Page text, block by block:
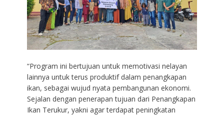
“Program ini bertujuan untuk memotivasi nelayan
lainnya untuk terus produktif dalam penangkapan
ikan, sebagai wujud nyata pembangunan ekonomi.
Sejalan dengan penerapan tujuan dari Penangkapan
Ikan Terukur, yakni agar terdapat peningkatan